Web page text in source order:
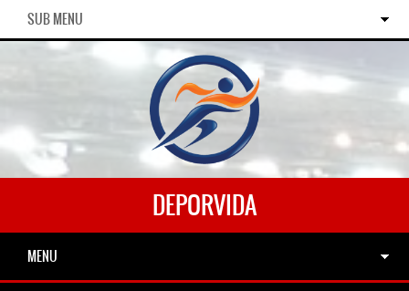
SUB MENU
DEPORVIDA
MENU